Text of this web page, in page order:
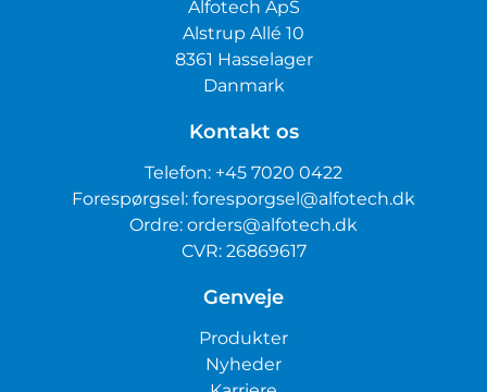
Alfotech ApS
Alstrup Allé 10
8361 Hasselager
Danmark
Kontakt os
Telefon: +45 7020 0422
Forespørgsel: foresporgsel@alfotech.dk
Ordre: orders@alfotech.dk
CVR: 26869617
Genveje
Produkter
Nyheder